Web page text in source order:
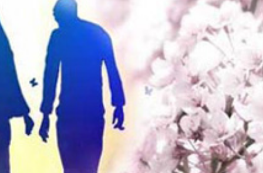
درباره سنگ زدن به
شیطان و دویدن مردان
میان صفا و مروه
20 جولای 2026